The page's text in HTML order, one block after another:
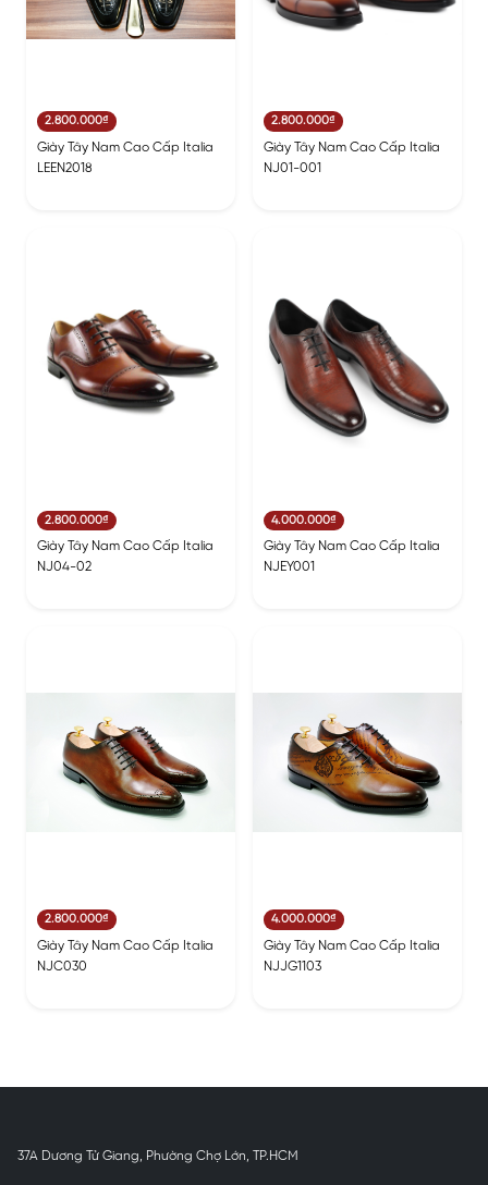
2.800.000₫
Giày Tây Nam Cao Cấp Italia
LEEN2018
2.800.000₫
Giày Tây Nam Cao Cấp Italia
NJ01-001
2.800.000₫
Giày Tây Nam Cao Cấp Italia
NJ04-02
4.000.000₫
Giày Tây Nam Cao Cấp Italia
NJEY001
2.800.000₫
Giày Tây Nam Cao Cấp Italia
NJC030
4.000.000₫
Giày Tây Nam Cao Cấp Italia
NJJG1103
37A Dương Tử Giang, Phường Chợ Lớn, TP.HCM